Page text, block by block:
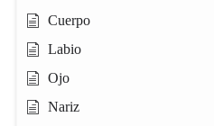
Cuerpo
Labio
Ojo
Nariz